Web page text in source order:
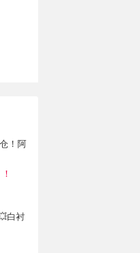
！阿
白衬